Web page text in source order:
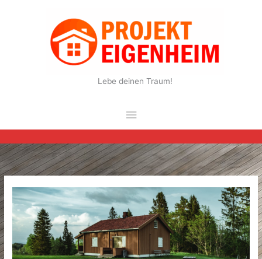
Lebe deinen Traum!
Hauptmenü